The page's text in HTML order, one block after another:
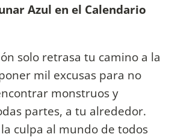
Azul en el Calendario
solo retrasa tu camino a la
mil excusas para no
monstruos y
partes, a tu alrededor.
culpa al mundo de todos